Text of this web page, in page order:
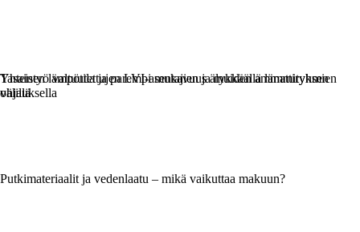
Yhteistyö valtuutettujen LVI-asentajien ja muiden ammattiryhmien
välillä
Putkimateriaalit ja vedenlaatu – mikä vaikuttaa makuun?
Tasainen lämpötila ja parempi mukavuus älykkäällä lämmityksen
ohjauksella